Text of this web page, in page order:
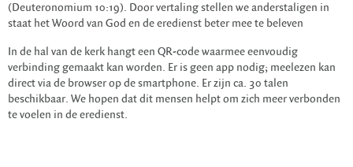
(Deuteronomium 10:19). Door vertaling stellen we anderstaligen in
staat het Woord van God en de eredienst beter mee te beleven
In de hal van de kerk hangt een QR-code waarmee eenvoudig
verbinding gemaakt kan worden. Er is geen app nodig; meelezen kan
direct via de browser op de smartphone. Er zijn ca. 30 talen
beschikbaar. We hopen dat dit mensen helpt om zich meer verbonden
te voelen in de eredienst.